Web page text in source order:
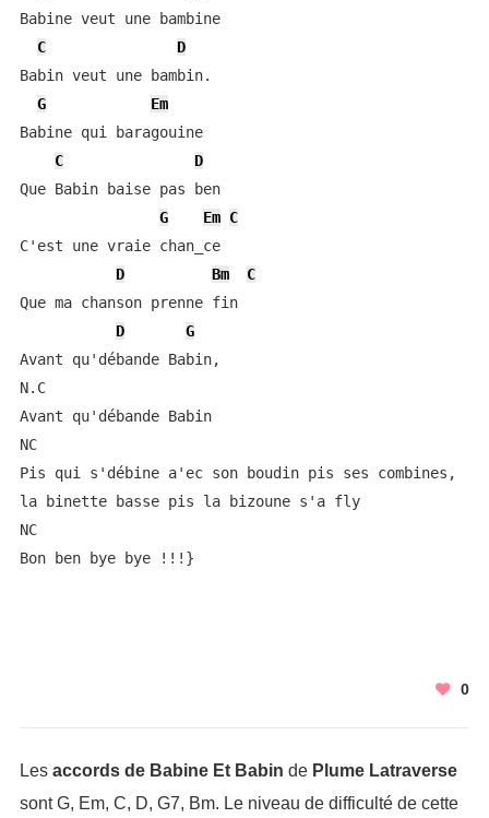
Babine veut une bambine
C
D
Babin veut une bambin.
G
Em
Babine qui baragouine
C
D
Que Babin baise pas ben
G
Em C
C'est une vraie chan_ce
D
Bm
C
Que ma chanson prenne fin
D
G
Avant qu'débande Babin,
N.C
Avant qu'débande Babin
NC
Pis qui s'débine a'ec son boudin pis ses combines,
la binette basse pis la bizoune s'a fly
NC
Bon ben bye bye !!!}
0
Les accords de Babine Et Babin de Plume Latraverse
sont G, Em, C, D, G7, Bm. Le niveau de difficulté de cette